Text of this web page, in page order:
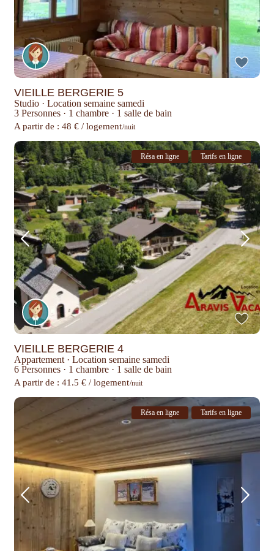
VIEILLE BERGERIE 5
Studio · Location semaine samedi
3 Personnes · 1 chambre · 1 salle de bain
A partir de : 48 € / logement/nuit
Résa en ligne Tarifs en ligne
VIEILLE BERGERIE 4
Appartement · Location semaine samedi
6 Personnes · 1 chambre · 1 salle de bain
A partir de : 41.5 € / logement/nuit
Résa en ligne Tarifs en ligne